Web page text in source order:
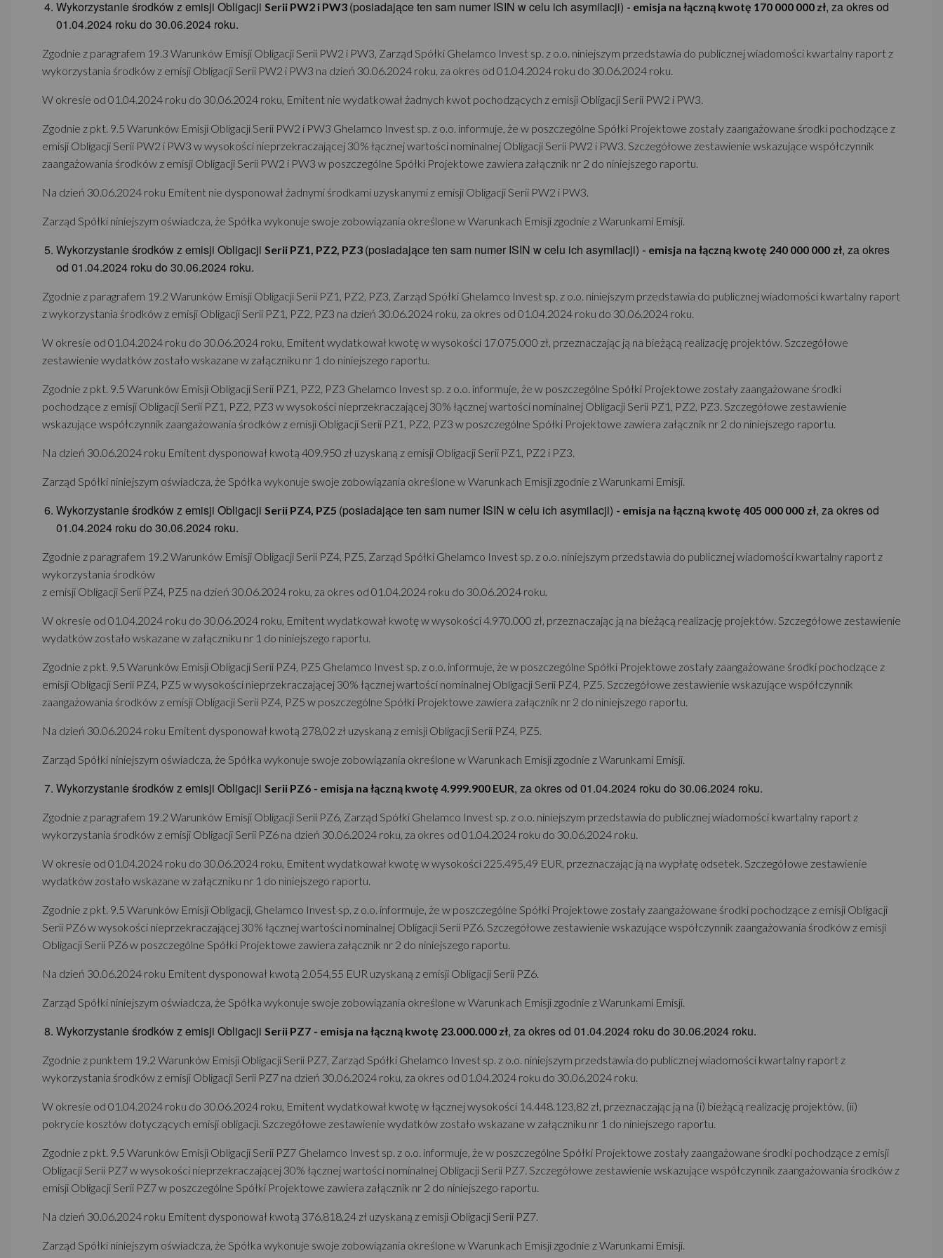
Wykorzystanie środków z emisji Obligacji Serii PW2 i PW3 (posiadające ten sam numer ISIN w celu ich asymilacji) - emisja na łączną kwotę 170 000 000 zł, za okres od
01.04.2024 roku do 30.06.2024 roku.
Zgodnie z paragrafem 19.3 Warunków Emisji Obligacji Serii PW2 i PW3, Zarząd Spółki Ghelamco Invest sp. z o.o. niniejszym przedstawia do publicznej wiadomości kwartalny raport z
wykorzystania środków z emisji Obligacji Serii PW2 i PW3 na dzień 30.06.2024 roku, za okres od 01.04.2024 roku do 30.06.2024 roku.
W okresie od 01.04.2024 roku do 30.06.2024 roku, Emitent nie wydatkował żadnych kwot pochodzących z emisji Obligacji Serii PW2 i PW3.
Zgodnie z pkt. 9.5 Warunków Emisji Obligacji Serii PW2 i PW3 Ghelamco Invest sp. z o.o. informuje, że w poszczególne Spółki Projektowe zostały zaangażowane środki pochodzące z
emisji Obligacji Serii PW2 i PW3 w wysokości nieprzekraczającej 30% łącznej wartości nominalnej Obligacji Serii PW2 i PW3. Szczegółowe zestawienie wskazujące współczynnik
zaangażowania środków z emisji Obligacji Serii PW2 i PW3 w poszczególne Spółki Projektowe zawiera załącznik nr 2 do niniejszego raportu.
Na dzień 30.06.2024 roku Emitent nie dysponował żadnymi środkami uzyskanymi z emisji Obligacji Serii PW2 i PW3.
Zarząd Spółki niniejszym oświadcza, że Spółka wykonuje swoje zobowiązania określone w Warunkach Emisji zgodnie z Warunkami Emisji.
Wykorzystanie środków z emisji Obligacji Serii PZ1, PZ2, PZ3 (posiadające ten sam numer ISIN w celu ich asymilacji) - emisja na łączną kwotę 240 000 000 zł, za okres
od 01.04.2024 roku do 30.06.2024 roku.
Zgodnie z paragrafem 19.2 Warunków Emisji Obligacji Serii PZ1, PZ2, PZ3, Zarząd Spółki Ghelamco Invest sp. z o.o. niniejszym przedstawia do publicznej wiadomości kwartalny raport
z wykorzystania środków z emisji Obligacji Serii PZ1, PZ2, PZ3 na dzień 30.06.2024 roku, za okres od 01.04.2024 roku do 30.06.2024 roku.
W okresie od 01.04.2024 roku do 30.06.2024 roku, Emitent wydatkował kwotę w wysokości 17.075.000 zł, przeznaczając ją na bieżącą realizację projektów. Szczegółowe
zestawienie wydatków zostało wskazane w załączniku nr 1 do niniejszego raportu.
Zgodnie z pkt. 9.5 Warunków Emisji Obligacji Serii PZ1, PZ2, PZ3 Ghelamco Invest sp. z o.o. informuje, że w poszczególne Spółki Projektowe zostały zaangażowane środki
pochodzące z emisji Obligacji Serii PZ1, PZ2, PZ3 w wysokości nieprzekraczającej 30% łącznej wartości nominalnej Obligacji Serii PZ1, PZ2, PZ3. Szczegółowe zestawienie
wskazujące współczynnik zaangażowania środków z emisji Obligacji Serii PZ1, PZ2, PZ3 w poszczególne Spółki Projektowe zawiera załącznik nr 2 do niniejszego raportu.
Na dzień 30.06.2024 roku Emitent dysponował kwotą 409.950 zł uzyskaną z emisji Obligacji Serii PZ1, PZ2 i PZ3.
Zarząd Spółki niniejszym oświadcza, że Spółka wykonuje swoje zobowiązania określone w Warunkach Emisji zgodnie z Warunkami Emisji.
Wykorzystanie środków z emisji Obligacji Serii PZ4, PZ5 (posiadające ten sam numer ISIN w celu ich asymilacji) - emisja na łączną kwotę 405 000 000 zł, za okres od
01.04.2024 roku do 30.06.2024 roku.
Zgodnie z paragrafem 19.2 Warunków Emisji Obligacji Serii PZ4, PZ5, Zarząd Spółki Ghelamco Invest sp. z o.o. niniejszym przedstawia do publicznej wiadomości kwartalny raport z
wykorzystania środków
z emisji Obligacji Serii PZ4, PZ5 na dzień 30.06.2024 roku, za okres od 01.04.2024 roku do 30.06.2024 roku.
W okresie od 01.04.2024 roku do 30.06.2024 roku, Emitent wydatkował kwotę w wysokości 4.970.000 zł, przeznaczając ją na bieżącą realizację projektów. Szczegółowe zestawienie
wydatków zostało wskazane w załączniku nr 1 do niniejszego raportu.
Zgodnie z pkt. 9.5 Warunków Emisji Obligacji Serii PZ4, PZ5 Ghelamco Invest sp. z o.o. informuje, że w poszczególne Spółki Projektowe zostały zaangażowane środki pochodzące z
emisji Obligacji Serii PZ4, PZ5 w wysokości nieprzekraczającej 30% łącznej wartości nominalnej Obligacji Serii PZ4, PZ5. Szczegółowe zestawienie wskazujące współczynnik
zaangażowania środków z emisji Obligacji Serii PZ4, PZ5 w poszczególne Spółki Projektowe zawiera załącznik nr 2 do niniejszego raportu.
Na dzień 30.06.2024 roku Emitent dysponował kwotą 278,02 zł uzyskaną z emisji Obligacji Serii PZ4, PZ5.
Zarząd Spółki niniejszym oświadcza, że Spółka wykonuje swoje zobowiązania określone w Warunkach Emisji zgodnie z Warunkami Emisji.
Wykorzystanie środków z emisji Obligacji Serii PZ6 - emisja na łączną kwotę 4.999.900 EUR, za okres od 01.04.2024 roku do 30.06.2024 roku.
Zgodnie z paragrafem 19.2 Warunków Emisji Obligacji Serii PZ6, Zarząd Spółki Ghelamco Invest sp. z o.o. niniejszym przedstawia do publicznej wiadomości kwartalny raport z
wykorzystania środków z emisji Obligacji Serii PZ6 na dzień 30.06.2024 roku, za okres od 01.04.2024 roku do 30.06.2024 roku.
W okresie od 01.04.2024 roku do 30.06.2024 roku, Emitent wydatkował kwotę w wysokości 225.495,49 EUR, przeznaczając ją na wypłatę odsetek. Szczegółowe zestawienie
wydatków zostało wskazane w załączniku nr 1 do niniejszego raportu.
Zgodnie z pkt. 9.5 Warunków Emisji Obligacji, Ghelamco Invest sp. z o.o. informuje, że w poszczególne Spółki Projektowe zostały zaangażowane środki pochodzące z emisji Obligacji
Serii PZ6 w wysokości nieprzekraczającej 30% łącznej wartości nominalnej Obligacji Serii PZ6. Szczegółowe zestawienie wskazujące współczynnik zaangażowania środków z emisji
Obligacji Serii PZ6 w poszczególne Spółki Projektowe zawiera załącznik nr 2 do niniejszego raportu.
Na dzień 30.06.2024 roku Emitent dysponował kwotą 2.054,55 EUR uzyskaną z emisji Obligacji Serii PZ6.
Zarząd Spółki niniejszym oświadcza, że Spółka wykonuje swoje zobowiązania określone w Warunkach Emisji zgodnie z Warunkami Emisji.
Wykorzystanie środków z emisji Obligacji Serii PZ7 - emisja na łączną kwotę 23.000.000 zł, za okres od 01.04.2024 roku do 30.06.2024 roku.
Zgodnie z punktem 19.2 Warunków Emisji Obligacji Serii PZ7, Zarząd Spółki Ghelamco Invest sp. z o.o. niniejszym przedstawia do publicznej wiadomości kwartalny raport z
wykorzystania środków z emisji Obligacji Serii PZ7 na dzień 30.06.2024 roku, za okres od 01.04.2024 roku do 30.06.2024 roku.
W okresie od 01.04.2024 roku do 30.06.2024 roku, Emitent wydatkował kwotę w łącznej wysokości 14.448.123,82 zł, przeznaczając ją na (i) bieżącą realizację projektów, (ii)
pokrycie kosztów dotyczących emisji obligacji. Szczegółowe zestawienie wydatków zostało wskazane w załączniku nr 1 do niniejszego raportu.
Zgodnie z pkt. 9.5 Warunków Emisji Obligacji Serii PZ7 Ghelamco Invest sp. z o.o. informuje, że w poszczególne Spółki Projektowe zostały zaangażowane środki pochodzące z emisji
Obligacji Serii PZ7 w wysokości nieprzekraczającej 30% łącznej wartości nominalnej Obligacji Serii PZ7. Szczegółowe zestawienie wskazujące współczynnik zaangażowania środków z
emisji Obligacji Serii PZ7 w poszczególne Spółki Projektowe zawiera załącznik nr 2 do niniejszego raportu.
Na dzień 30.06.2024 roku Emitent dysponował kwotą 376.818,24 zł uzyskaną z emisji Obligacji Serii PZ7.
Zarząd Spółki niniejszym oświadcza, że Spółka wykonuje swoje zobowiązania określone w Warunkach Emisji zgodnie z Warunkami Emisji.